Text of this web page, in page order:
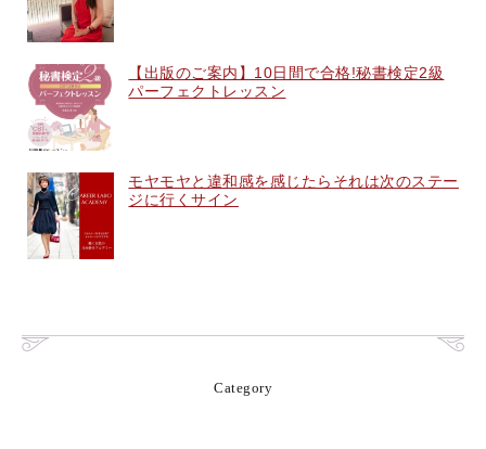
【出版のご案内】10日間で合格!秘書検定2級
パーフェクトレッスン
モヤモヤと違和感を感じたらそれは次のステー
ジに行くサイン
Category